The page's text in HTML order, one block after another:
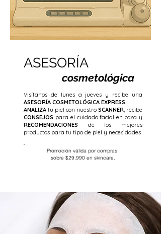
ASESORÍA
cosmetológica
Visítanos de lunes a jueves y recibe una
ASESORÍA COSMETOLÓGICA EXPRESS.
ANALIZA tu piel con nuestro SCANNER, recibe
CONSEJOS para el cuidado facial en casa y
RECOMENDACIONES de los mejores
productos para tu tipo de piel y necesidades.
Promoción válida por compras
sobre $29.990 en skincare.